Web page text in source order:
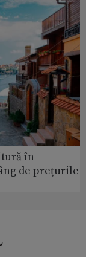
în
de prețurile